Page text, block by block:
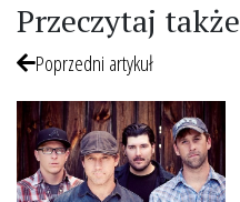
Przeczytaj także
Poprzedni artykuł